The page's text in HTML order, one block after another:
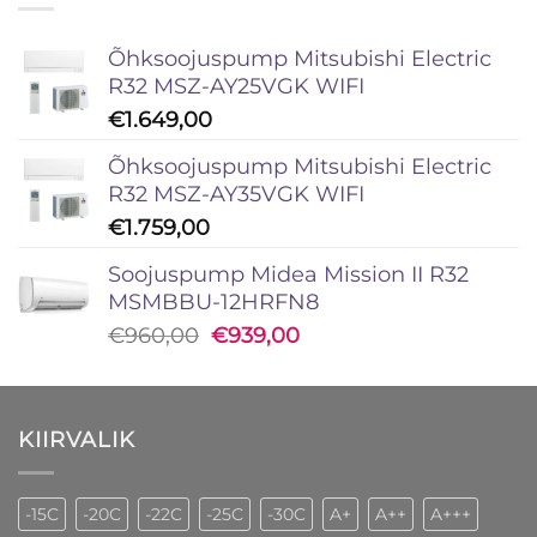
Õhksoojuspump Mitsubishi Electric
R32 MSZ-AY25VGK WIFI
€1.649,00
Õhksoojuspump Mitsubishi Electric
R32 MSZ-AY35VGK WIFI
€1.759,00
Soojuspump Midea Mission II R32
MSMBBU-12HRFN8
€960,00 Algne
oli:
€939,00Current
is:
KIIRVALIK
-15C -20C -22C -25C -30C A+ A++ A+++